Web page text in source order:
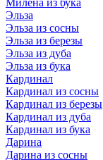
Милена из бука
Эльза
Эльза из сосны
Эльза из березы
Эльза из дуба
Эльза из бука
Кардинал
Кардинал из сосны
Кардинал из березы
Кардинал из дуба
Кардинал из бука
Дарина
Дарина из сосны